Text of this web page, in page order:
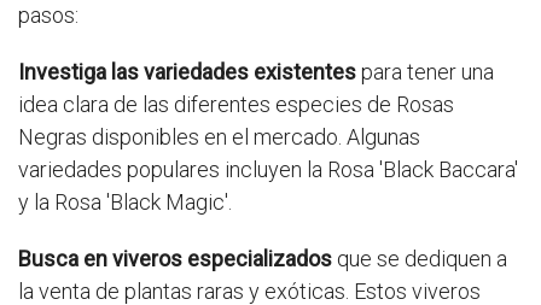
pasos:
Investiga las variedades existentespara tener una
idea clara de las diferentes especies de Rosas
Negras disponibles en el mercado. Algunas
variedades populares incluyen la Rosa 'Black Baccara'
y la Rosa 'Black Magic'.
Busca en viveros especializados que se dediquen a
la venta de plantas raras y exóticas. Estos viveros